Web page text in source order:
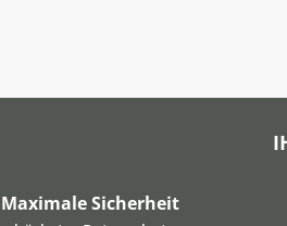
Maximale Sicherheit